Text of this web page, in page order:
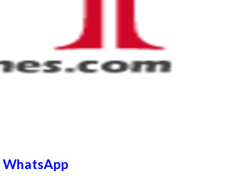
WhatsApp